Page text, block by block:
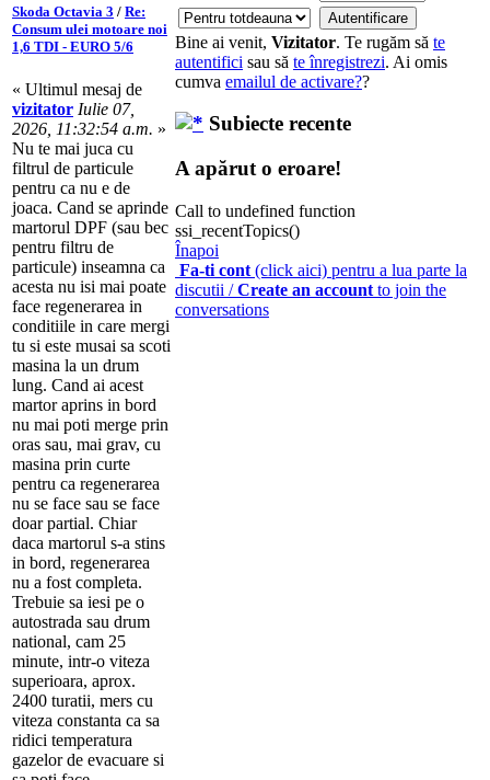
Skoda Octavia 3 / Re:
Consum ulei motoare noi
1,6 TDI - EURO 5/6
« Ultimul mesaj de
vizitator Iulie 07,
2026, 11:32:54 a.m. »
Nu te mai juca cu
filtrul de particule
pentru ca nu e de
joaca. Cand se aprinde
martorul DPF (sau bec
pentru filtru de
particule) inseamna ca
acesta nu isi mai poate
face regenerarea in
conditiile in care mergi
tu si este musai sa scoti
masina la un drum
lung. Cand ai acest
martor aprins in bord
nu mai poti merge prin
oras sau, mai grav, cu
masina prin curte
pentru ca regenerarea
nu se face sau se face
doar partial. Chiar
daca martorul s-a stins
in bord, regenerarea
nu a fost completa.
Trebuie sa iesi pe o
autostrada sau drum
national, cam 25
minute, intr-o viteza
superioara, aprox.
2400 turatii, mers cu
viteza constanta ca sa
ridici temperatura
gazelor de evacuare si
Bine ai venit, Vizitator. Te rugăm să te
autentifici sau să te înregistrezi. Ai omis
cumva emailul de activare??
Subiecte recente
A apărut o eroare!
Call to undefined function
ssi_recentTopics()
Înapoi
Fa-ti cont (click aici) pentru a lua parte la
discutii /Create an account to join the
conversations